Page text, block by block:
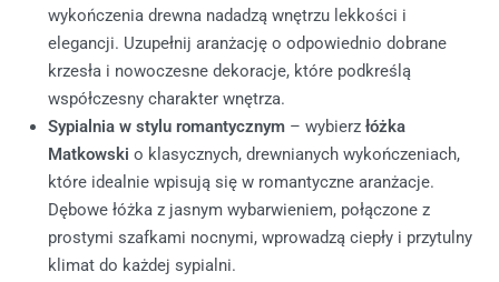
wykończenia drewna nadadzą wnętrzu lekkości i
elegancji. Uzupełnij aranżację o odpowiednio dobrane
krzesła i nowoczesne dekoracje, które podkreślą
współczesny charakter wnętrza.
Sypialnia w stylu romantycznym – wybierzłóżka
Matkowski o klasycznych, drewnianych wykończeniach,
które idealnie wpisują się w romantyczne aranżacje.
Dębowe łóżka z jasnym wybarwieniem, połączone z
prostymi szafkami nocnymi, wprowadzą ciepły i przytulny
klimat do każdej sypialni.